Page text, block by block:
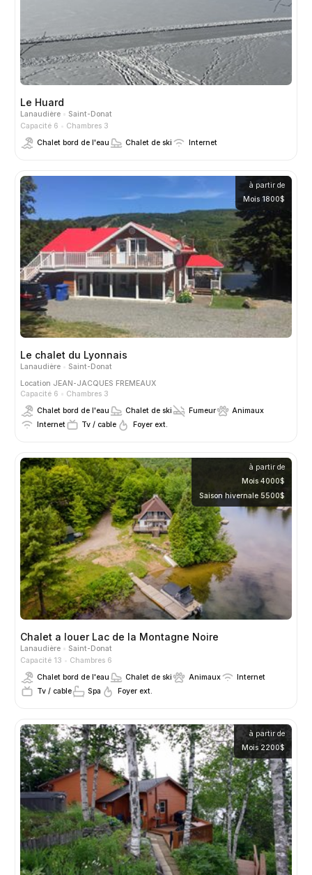
Le Huard
Lanaudière
Saint-Donat
Capacité 6
Chambres 3
Chalet bord de l'eau
Chalet de ski Internet
à partir de
Mois 1800$
Le chalet du Lyonnais
Lanaudière
Saint-Donat
Location JEAN-JACQUES FREMEAUX
Capacité 6
Chambres 3
Chalet bord de l'eau
Chalet de ski Fumeur
Animaux
Internet
Tv / cable Foyer ext.
à partir de
Mois 4000$
Saison hivernale 5500$
Chalet a louer Lac de la Montagne Noire
Lanaudière
Saint-Donat
Capacité 13
Chambres 6
Chalet bord de l'eau
Chalet de ski Animaux
Internet
Tv / cable
Spa Foyer ext.
à partir de
Mois 2200$